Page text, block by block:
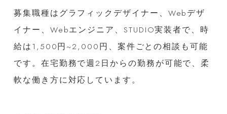
募集職種はグラフィックデザイナー、Webデザ
イナー、Webエンジニア、STUDIO実装者で、時
給は1,500円~2,000円、案件ごとの相談も可能
です。在宅勤務で週2日からの勤務が可能で、柔
軟な働き方に対応しています。